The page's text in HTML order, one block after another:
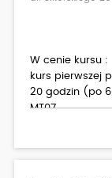
W cenie kursu :
kurs pierwszej
20 godzin (po
MT07